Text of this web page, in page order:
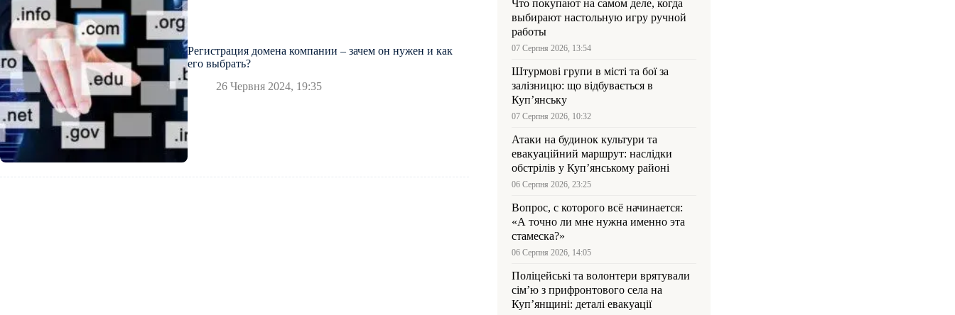
Регистрация домена компании – зачем он нужен и как
его выбрать?
26 Червня 2024, 19:35
Что покупают на самом деле, когда
выбирают настольную игру ручной
работы
07 Серпня 2026, 13:54
Штурмові групи в місті та бої за
залізницю: що відбувається в
Куп’янську
07 Серпня 2026, 10:32
Атаки на будинок культури та
евакуаційний маршрут: наслідки
обстрілів у Куп’янському районі
06 Серпня 2026, 23:25
Вопрос, с которого всё начинается:
«А точно ли мне нужна именно эта
стамеска?»
06 Серпня 2026, 14:05
Поліцейські та волонтери врятували
сім’ю з прифронтового села на
Куп’янщині: деталі евакуації